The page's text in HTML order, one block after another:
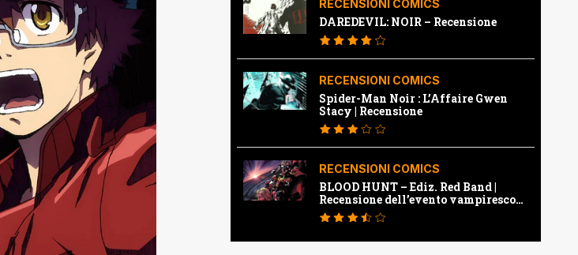
RECENSIONI COMICS
DAREDEVIL: NOIR – Recensione
RECENSIONI COMICS
Spider-Man Noir : L’Affaire Gwen
Stacy | Recensione
RECENSIONI COMICS
BLOOD HUNT – Ediz. Red Band |
Recensione dell’evento vampiresco
della Marvel